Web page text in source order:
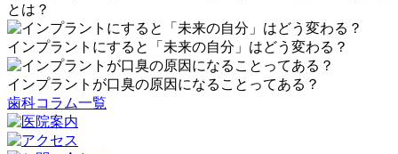
とは？
インプラントにすると「未来の自分」はどう変わる？
インプラントが口臭の原因になることってある？
歯科コラム一覧